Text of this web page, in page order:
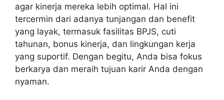
agar kinerja mereka lebih optimal. Hal ini
tercermin dari adanya tunjangan dan benefit
yang layak, termasuk fasilitas BPJS, cuti
tahunan, bonus kinerja, dan lingkungan kerja
yang suportif. Dengan begitu, Anda bisa fokus
berkarya dan meraih tujuan karir Anda dengan
nyaman.